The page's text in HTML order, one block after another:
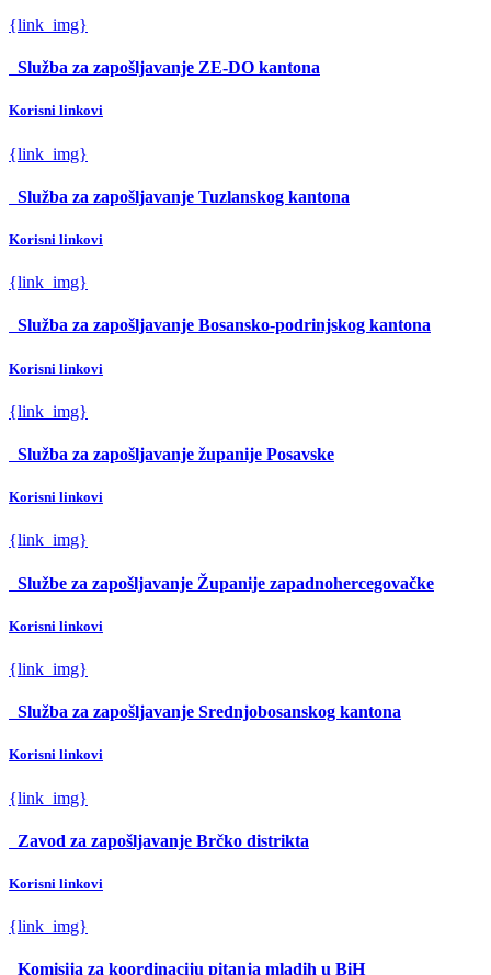
{link_img}
Služba za zapošljavanje ZE-DO kantona
Korisni linkovi
{link_img}
Služba za zapošljavanje Tuzlanskog kantona
Korisni linkovi
{link_img}
Služba za zapošljavanje Bosansko-podrinjskog kantona
Korisni linkovi
{link_img}
Služba za zapošljavanje županije Posavske
Korisni linkovi
{link_img}
Službe za zapošljavanje Županije zapadnohercegovačke
Korisni linkovi
{link_img}
Služba za zapošljavanje Srednjobosanskog kantona
Korisni linkovi
{link_img}
Zavod za zapošljavanje Brčko distrikta
Korisni linkovi
{link_img}
Komisija za koordinaciju pitanja mladih u BiH